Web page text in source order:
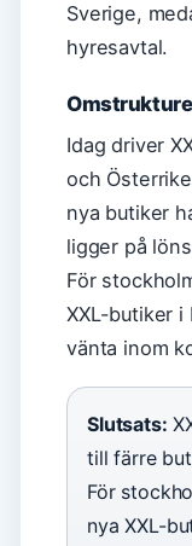
Sverige,
hyresavtal.
Idag driver
och
nya butiker
ligger på
För
XXL-butiker i
vänta inom
Slutsats:
till färre
För
nya XXL-